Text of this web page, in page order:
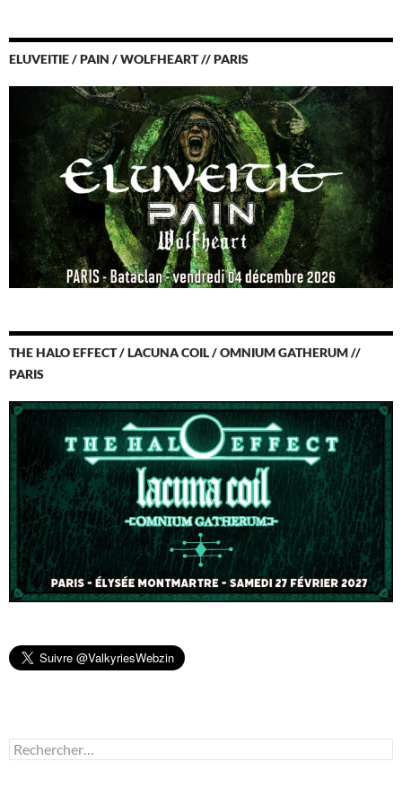
ELUVEITIE / PAIN / WOLFHEART // PARIS
THE HALO EFFECT / LACUNA COIL / OMNIUM GATHERUM //
PARIS
Rechercher :